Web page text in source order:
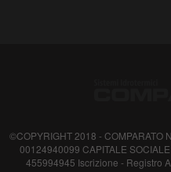
©COPYRIGHT 2018 - COMPARATO
00124940099 CAPITALE
455994945 Iscrizione - Registro